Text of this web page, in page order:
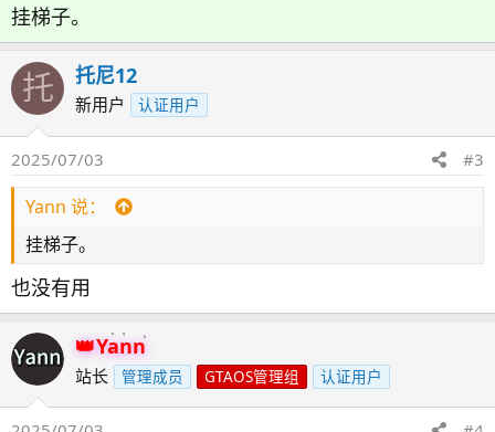
挂梯子。
托 托尼12
新用户 认证用户
2025/07/03 #3
Yann 说：
挂梯子。
也没有用
Yann
站长 管理成员 GTAOS管理组 认证用户